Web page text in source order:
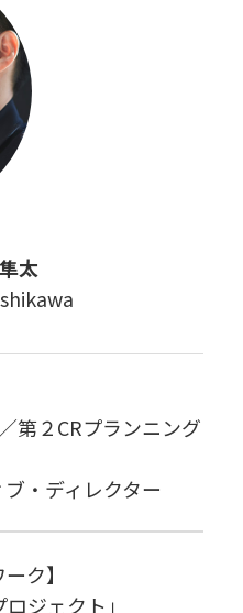
太
第２CRプランニング
・ディレクター
ク】
ジェクト」